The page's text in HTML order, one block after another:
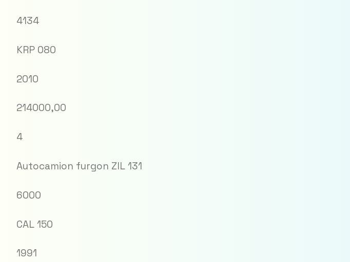
4134
KRP 080
2010
214000,00
4
Autocamion furgon ZIL 131
6000
CAL 150
1991